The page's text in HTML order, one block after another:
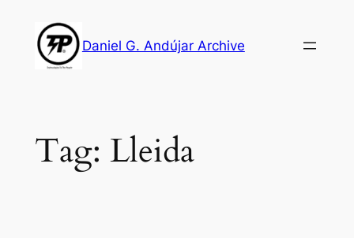
content
Daniel G. Andújar Archive
Tag: Lleida